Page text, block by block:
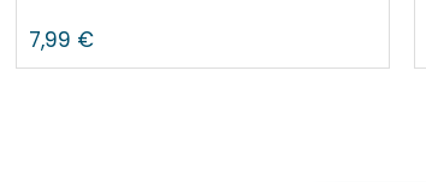
7,99 €